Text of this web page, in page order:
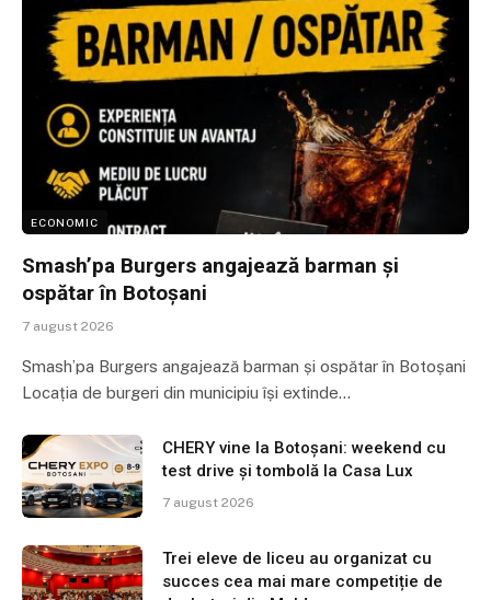
ECONOMIC
Smash’pa Burgers angajează barman și
ospătar în Botoșani
7 august 2026
Smash’pa Burgers angajează barman și ospătar în Botoșani
Locația de burgeri din municipiu își extinde…
CHERY vine la Botoșani: weekend cu
test drive și tombolă la Casa Lux
7 august 2026
Trei eleve de liceu au organizat cu
succes cea mai mare competiție de